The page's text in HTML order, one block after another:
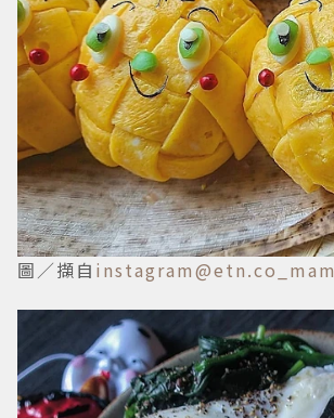
圖／擷自 instagram@etn.co_mam